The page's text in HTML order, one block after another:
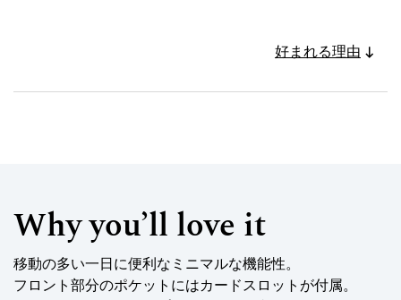
好まれる理由
Why you’ll love it
移動の多い一日に便利なミニマルな機能性。
フロント部分のポケットにはカードスロットが付属。